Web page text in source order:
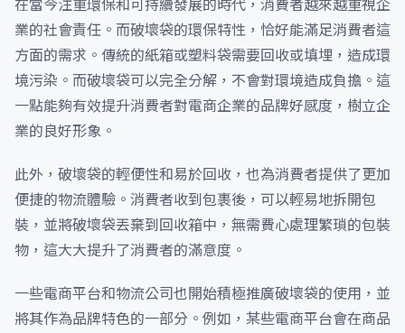
在當今注重環保和可持續發展的時代，消費者越來越重視企
業的社會責任。而破壞袋的環保特性，恰好能滿足消費者這
方面的需求。傳統的紙箱或塑料袋需要回收或填埋，造成環
境污染。而破壞袋可以完全分解，不會對環境造成負擔。這
一點能夠有效提升消費者對電商企業的品牌好感度，樹立企
業的良好形象。
此外，破壞袋的輕便性和易於回收，也為消費者提供了更加
便捷的物流體驗。消費者收到包裹後，可以輕易地拆開包
裝，並將破壞袋丟棄到回收箱中，無需費心處理繁瑣的包裝
物，這大大提升了消費者的滿意度。
一些電商平台和物流公司也開始積極推廣破壞袋的使用，並
將其作為品牌特色的一部分。例如，某些電商平台會在商品